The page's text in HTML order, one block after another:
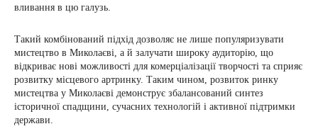
вливання в цю галузь.
Такий комбінований підхід дозволяє не лише популяризувати
мистецтво в Миколаєві, а й залучати широку аудиторію, що
відкриває нові можливості для комерціалізації творчості та сприяє
розвитку місцевого артринку. Таким чином, розвиток ринку
мистецтва у Миколаєві демонструє збалансований синтез
історичної спадщини, сучасних технологій і активної підтримки
держави.